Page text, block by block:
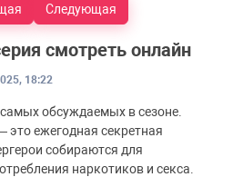
Следующая
смотреть онлайн
18:22
обсуждаемых в сезоне.
это ежегодная секретная
собираются для
наркотиков и секса.